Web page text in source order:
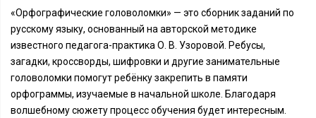
«Орфографические головоломки» — это сборник заданий по
русскому языку, основанный на авторской методике
известного педагога-практика О. В. Узоровой. Ребусы,
загадки, кроссворды, шифровки и другие занимательные
головоломки помогут ребёнку закрепить в памяти
орфограммы, изучаемые в начальной школе. Благодаря
волшебному сюжету процесс обучения будет интересным.